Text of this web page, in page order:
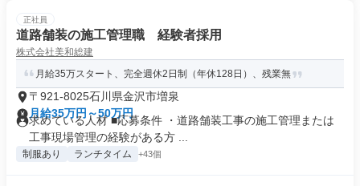
正社員
道路舗装の施工管理職 経験者採用
株式会社美和総建
月給35万スタート、完全週休2日制（年休128日）、残業無
〒921-8025石川県金沢市増泉
月給35万円～50万円
求めている人材 ■応募条件 ・道路舗装工事の施工管理または
工事現場管理の経験がある方 ...
制服あり ランチタイム +43個